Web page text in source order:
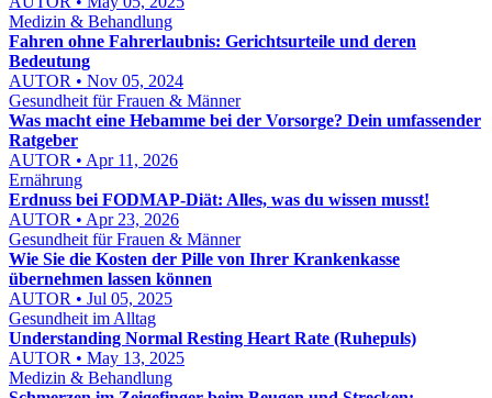
Medizin & Behandlung
Fahren ohne Fahrerlaubnis: Gerichtsurteile und deren
Bedeutung
AUTOR • Nov 05, 2024
Gesundheit für Frauen & Männer
Was macht eine Hebamme bei der Vorsorge? Dein umfassender
Ratgeber
AUTOR • Apr 11, 2026
Ernährung
Erdnuss bei FODMAP-Diät: Alles, was du wissen musst!
AUTOR • Apr 23, 2026
Gesundheit für Frauen & Männer
Wie Sie die Kosten der Pille von Ihrer Krankenkasse
übernehmen lassen können
AUTOR • Jul 05, 2025
Gesundheit im Alltag
Understanding Normal Resting Heart Rate (Ruhepuls)
AUTOR • May 13, 2025
Medizin & Behandlung